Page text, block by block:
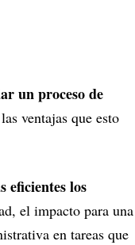
un proceso de
ventajas que esto
eficientes los
el impacto para una
en tareas que